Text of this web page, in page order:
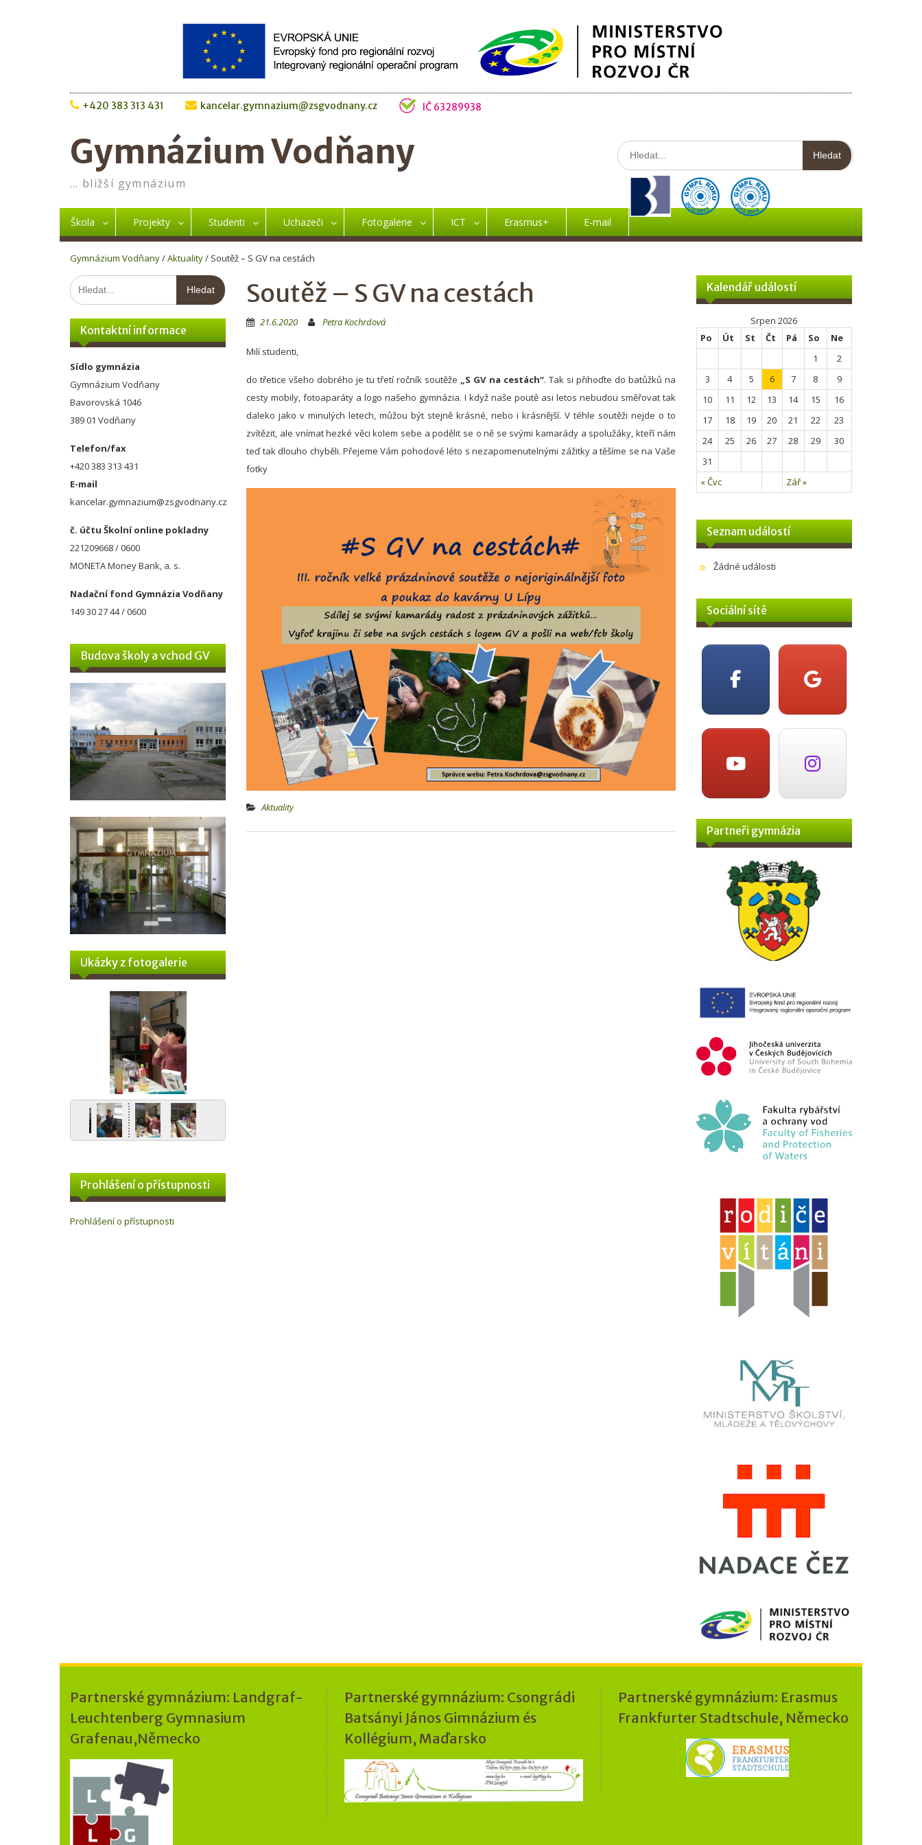
+420 383 313 431 kancelar.gymnazium@zsgvodnany.cz IČ 63289938
Gymnázium Vodňany
… bližší gymnázium
Hledat:
Škola Projekty Studenti Uchazeči Fotogalerie ICT Erasmus+ E-mail
Gymnázium Vodňany/Aktuality/ Soutěž – S GV na cestách
Soutěž – S GV na cestách
21.6.2020 Petra Kochrdová
Milí studenti,
do třetice všeho dobrého je tu třetí ročník soutěže „S GV na cestách“. Tak si přihoďte do batůžků na
cesty mobily, fotoaparáty a logo našeho gymnázia. I když naše poutě asi letos nebudou směřovat tak
daleko jako v minulých letech, můžou být stejně krásné, nebo i krásnější. V téhle soutěži nejde o to
zvítězit, ale vnímat hezké věci kolem sebe a podělit se o ně se svými kamarády a spolužáky, kteří nám
teď tak dlouho chyběli. Přejeme Vám pohodové léto s nezapomenutelnými zážitky a těšíme se na Vaše
fotky
Aktuality
Hledat:
Kontaktní informace
Sídlo gymnázia
Gymnázium Vodňany
Bavorovská 1046
389 01 Vodňany
Telefon/fax
+420 383 313 431
E-mail
kancelar.gymnazium@zsgvodnany.cz
č. účtu Školní online pokladny
221209668 / 0600
MONETA Money Bank, a. s.
Nadační fond Gymnázia Vodňany
149 30 27 44 / 0600
Budova školy a vchod GV
Ukázky z fotogalerie
Prohlášení o přístupnosti
Prohlášení o přístupnosti
Kalendář událostí
Srpen 2026
Po
Út St Čt Pá So
Ne
1
2
3
4 5 6 7 8
9
10
11 12 13 14 15
16
17
18 19 20 21 22
23
24
25 26 27 28 29
30
31
« Čvc
Zář »
Seznam událostí
Žádné události
Sociální sítě
Partneři gymnázia
Partnerské gymnázium: Landgraf-
Leuchtenberg Gymnasium
Grafenau,Německo
Partnerské gymnázium: Csongrádi
Batsányi János Gimnázium és
Kollégium, Maďarsko
Partnerské gymnázium: Erasmus
Frankfurter Stadtschule, Německo